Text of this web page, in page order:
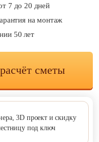
Стиль:
В стиле модерн
Под старину
Скандинавский
7 до 20 дней
на монтаж
50 лет
сметы
3D проект и скидку
под ключ